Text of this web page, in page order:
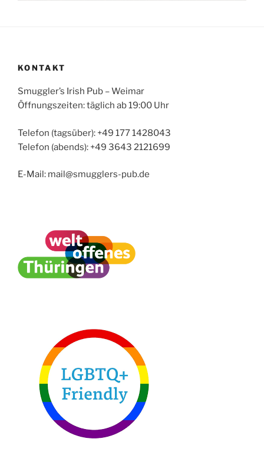
KONTAKT
Smuggler’s Irish Pub – Weimar
Öffnungszeiten: täglich ab 19:00 Uhr
Telefon (tagsüber): +49 177 1428043
Telefon (abends): +49 3643 2121699
E-Mail: mail@smugglers-pub.de